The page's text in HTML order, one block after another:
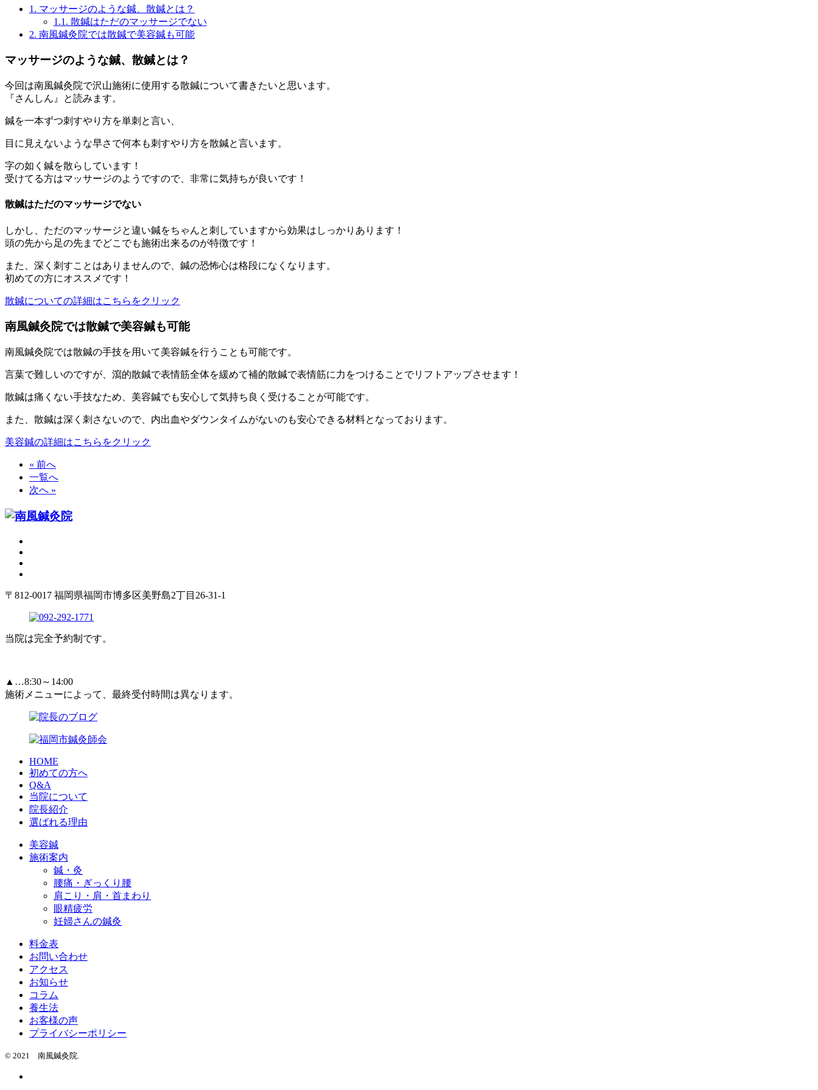
1. マッサージのような鍼、散鍼とは？
1.1. 散鍼はただのマッサージでない
2. 南風鍼灸院では散鍼で美容鍼も可能
マッサージのような鍼、散鍼とは？
今回は南風鍼灸院で沢山施術に使用する散鍼について書きたいと思います。
『さんしん』と読みます。
鍼を一本ずつ刺すやり方を単刺と言い、
目に見えないような早さで何本も刺すやり方を散鍼と言います。
字の如く鍼を散らしています！
受けてる方はマッサージのようですので、非常に気持ちが良いです！
散鍼はただのマッサージでない
しかし、ただのマッサージと違い鍼をちゃんと刺していますから効果はしっかりあります！
頭の先から足の先までどこでも施術出来るのが特徴です！
また、深く刺すことはありませんので、鍼の恐怖心は格段になくなります。
初めての方にオススメです！
散鍼についての詳細はこちらをクリック
南風鍼灸院では散鍼で美容鍼も可能
南風鍼灸院では散鍼の手技を用いて美容鍼を行うことも可能です。
言葉で難しいのですが、瀉的散鍼で表情筋全体を緩めて補的散鍼で表情筋に力をつけることでリフトアップさせます！
散鍼は痛くない手技なため、美容鍼でも安心して気持ち良く受けることが可能です。
また、散鍼は深く刺さないので、内出血やダウンタイムがないのも安心できる材料となっております。
美容鍼の詳細はこちらをクリック
« 前へ
一覧へ
次へ »
〒812-0017 福岡県福岡市博多区美野島2丁目26-31-1
当院は完全予約制です。
▲…8:30～14:00
施術メニューによって、最終受付時間は異なります。
HOME
初めての方へ
Q&A
当院について
院長紹介
選ばれる理由
美容鍼
施術案内
鍼・灸
腰痛・ぎっくり腰
肩こり・肩・首まわり
眼精疲労
妊婦さんの鍼灸
料金表
お問い合わせ
アクセス
お知らせ
コラム
養生法
お客様の声
プライバシーポリシー
© 2021 南風鍼灸院.